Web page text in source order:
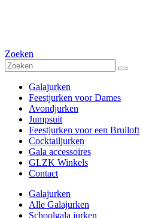
Zoeken
Galajurken
Feestjurken voor Dames
Avondjurken
Jumpsuit
Feestjurken voor een Bruiloft
Cocktailjurken
Gala accessoires
GLZK Winkels
Contact
Galajurken
Alle Galajurken
Schoolgala jurken